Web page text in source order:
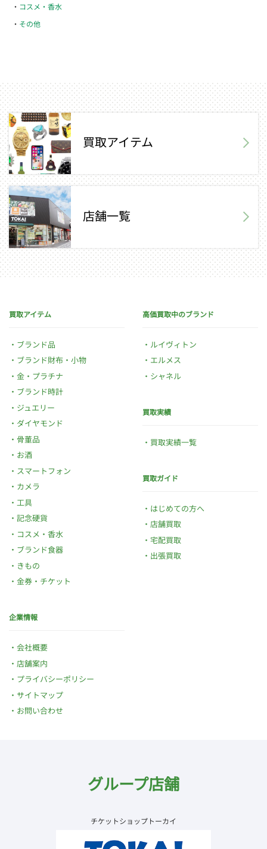
コスメ・香水
その他
買取アイテム
店舗一覧
買取アイテム
ブランド品
ブランド財布・小物
金・プラチナ
ブランド時計
ジュエリー
ダイヤモンド
骨董品
お酒
スマートフォン
カメラ
工具
記念硬貨
コスメ・香水
ブランド食器
きもの
金券・チケット
高価買取中のブランド
ルイヴィトン
エルメス
シャネル
買取実績
買取実績一覧
買取ガイド
はじめての方へ
店舗買取
宅配買取
出張買取
企業情報
会社概要
店舗案内
プライバシーポリシー
サイトマップ
お問い合わせ
グループ店舗
チケットショップトーカイ